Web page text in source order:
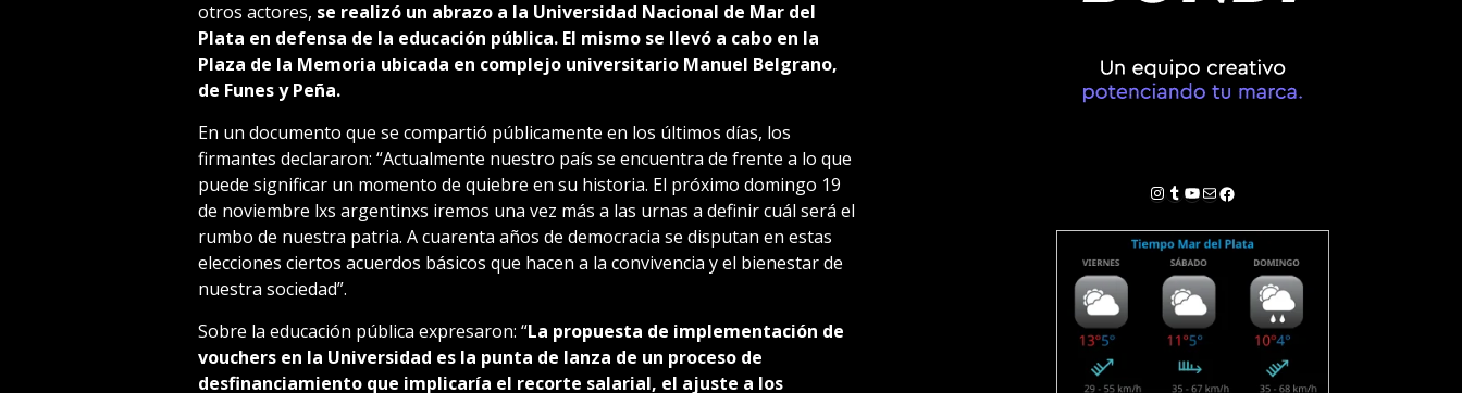
otros actores, se realizó un abrazo a la Universidad Nacional de Mar del
Plata en defensa de la educación pública. El mismo se llevó a cabo en la
Plaza de la Memoria ubicada en complejo universitario Manuel Belgrano,
de Funes y Peña.
En un documento que se compartió públicamente en los últimos días, los
firmantes declararon: “Actualmente nuestro país se encuentra de frente a lo que
puede significar un momento de quiebre en su historia. El próximo domingo 19
de noviembre lxs argentinxs iremos una vez más a las urnas a definir cuál será el
rumbo de nuestra patria. A cuarenta años de democracia se disputan en estas
elecciones ciertos acuerdos básicos que hacen a la convivencia y el bienestar de
nuestra sociedad”.
Sobre la educación pública expresaron: “La propuesta de implementación de
vouchers en la Universidad es la punta de lanza de un proceso de
desfinanciamiento que implicaría el recorte salarial, el ajuste a los
Instagram
Tumblr
YouTube
Correo electrónico
Facebook